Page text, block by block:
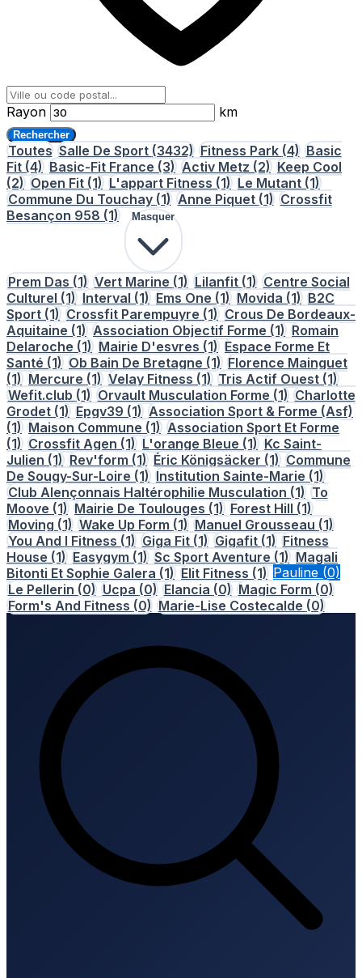
Rayon km
Rechercher
Toutes Salle De Sport (3432) Fitness Park (4) Basic
Fit (4) Basic-Fit France (3) Activ Metz (2) Keep Cool
(2) Open Fit (1) L'appart Fitness (1) Le Mutant (1)
Commune Du Touchay (1) Anne Piquet (1) Crossfit
Besançon 958 (1) Masquer
Prem Das (1) Vert Marine (1) Lilanfit (1) Centre Social
Culturel (1) Interval (1) Ems One (1) Movida (1) B2C
Sport (1) Crossfit Parempuyre (1) Crous De Bordeaux-
Aquitaine (1) Association Objectif Forme (1) Romain
Delaroche (1) Mairie D'esvres (1) Espace Forme Et
Santé (1) Ob Bain De Bretagne (1) Florence Mainguet
(1) Mercure (1) Velay Fitness (1) Tris Actif Ouest (1)
Wefit.club (1) Orvault Musculation Forme (1) Charlotte
Grodet (1) Epgv39 (1) Association Sport & Forme (Asf)
(1) Maison Commune (1) Association Sport Et Forme
(1) Crossfit Agen (1) L'orange Bleue (1) Kc Saint-
Julien (1) Rev'form (1) Éric Königsäcker (1) Commune
De Sougy-Sur-Loire (1) Institution Sainte-Marie (1)
Club Alençonnais Haltérophilie Musculation (1) To
Moove (1) Mairie De Toulouges (1) Forest Hill (1)
Moving (1) Wake Up Form (1) Manuel Grousseau (1)
You And I Fitness (1) Giga Fit (1) Gigafit (1) Fitness
House (1) Easygym (1) Sc Sport Aventure (1) Magali
Bitonti Et Sophie Galera (1) Elit Fitness (1) Pauline (0)
Le Pellerin (0) Ucpa (0) Elancia (0) Magic Form (0)
Form's And Fitness (0) Marie-Lise Costecalde (0)